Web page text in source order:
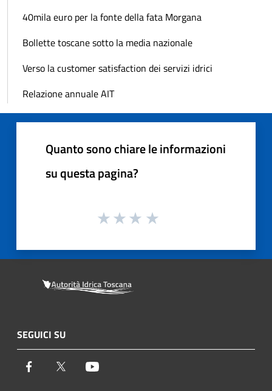
40mila euro per la fonte della fata Morgana
Bollette toscane sotto la media nazionale
Verso la customer satisfaction dei servizi idrici
Relazione annuale AIT
Quanto sono chiare le informazioni
su questa pagina?
SEGUICI SU
Facebook Twitter